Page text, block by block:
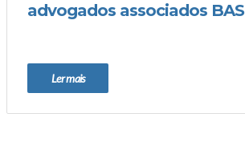
advogados associados BAS
Ler mais